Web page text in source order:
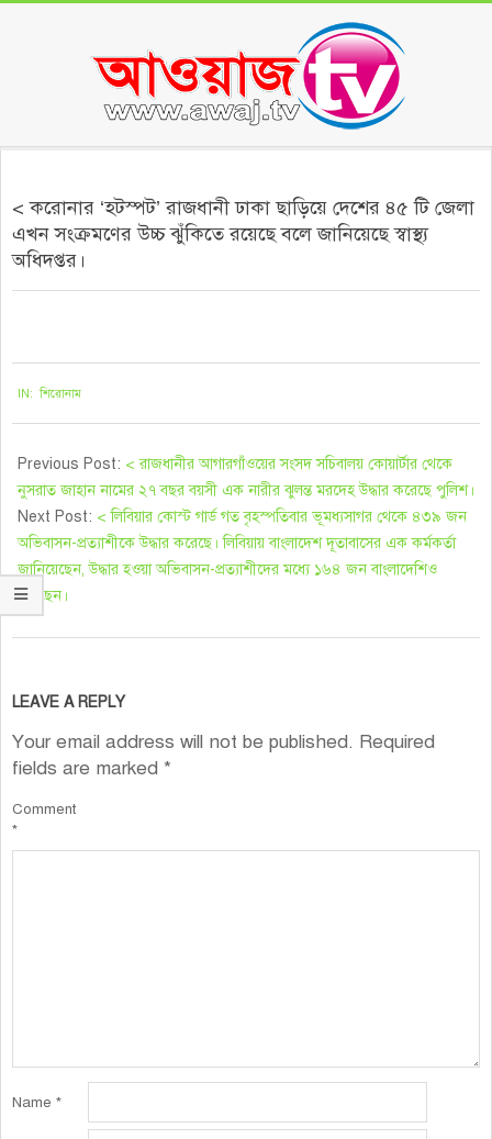
Menu
< করোনার ‘হটস্পট’ রাজধানী ঢাকা ছাড়িয়ে দেশের ৪৫ টি জেলা
এখন সংক্রমণের উচ্চ ঝুঁকিতে রয়েছে বলে জানিয়েছে স্বাস্থ্য
অধিদপ্তর।
IN: শিরোনাম
Previous Post: < রাজধানীর আগারগাঁওয়ের সংসদ সচিবালয় কোয়ার্টার থেকে
নুসরাত জাহান নামের ২৭ বছর বয়সী এক নারীর ঝুলন্ত মরদেহ উদ্ধার করেছে পুলিশ।
Next Post: < লিবিয়ার কোস্ট গার্ড গত বৃহস্পতিবার ভূমধ্যসাগর থেকে ৪৩৯ জন
অভিবাসন-প্রত্যাশীকে উদ্ধার করেছে। লিবিয়ায় বাংলাদেশ দূতাবাসের এক কর্মকর্তা
জানিয়েছেন, উদ্ধার হওয়া অভিবাসন-প্রত্যাশীদের মধ্যে ১৬৪ জন বাংলাদেশিও
রয়েছেন।
LEAVE A REPLY
Your email address will not be published. Required
fields are marked *
Comment
*
Name *